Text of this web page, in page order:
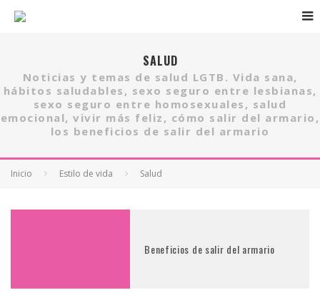
SALUD
Noticias y temas de salud LGTB. Vida sana,
hábitos saludables, sexo seguro entre lesbianas,
sexo seguro entre homosexuales, salud
emocional, vivir más feliz, cómo salir del armario,
los beneficios de salir del armario
Inicio Estilo de vida Salud
Beneficios de salir del armario